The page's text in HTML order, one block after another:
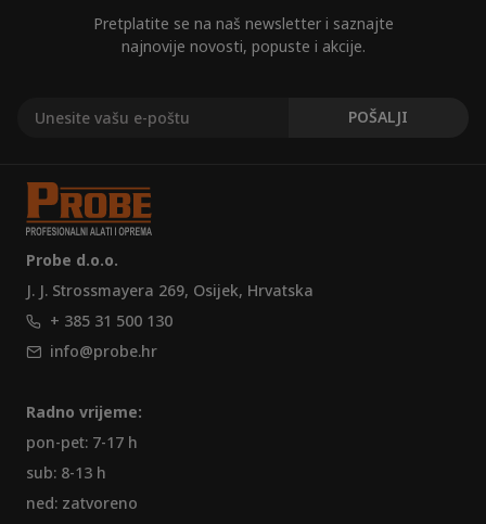
Pretplatite se na naš newsletter i saznajte
najnovije novosti, popuste i akcije.
Probe d.o.o.
J. J. Strossmayera 269, Osijek, Hrvatska
+ 385 31 500 130
info@probe.hr
Radno vrijeme:
pon-pet: 7-17 h
sub: 8-13 h
ned: zatvoreno